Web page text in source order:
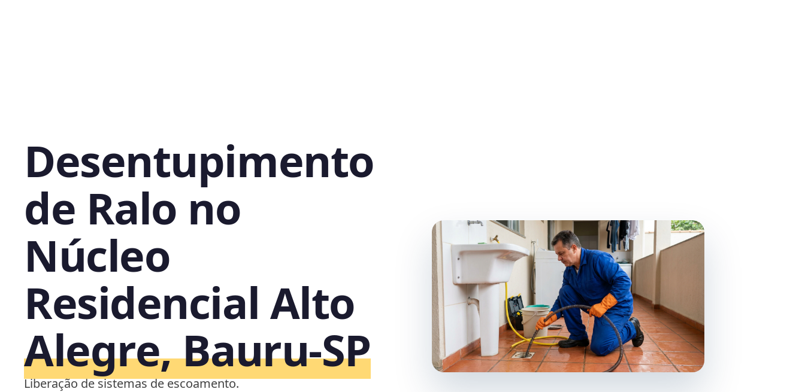
Desentupimento
de Ralo no
Núcleo
Residencial Alto
Alegre, Bauru‑SP
Liberação de sistemas de escoamento.